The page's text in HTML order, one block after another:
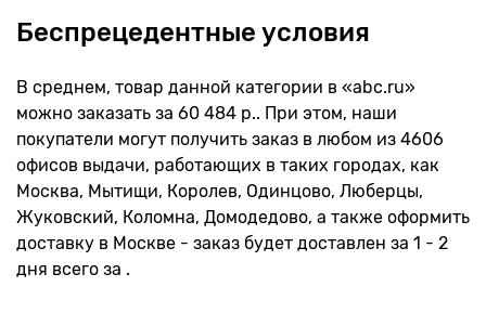
Беспрецедентные условия
В среднем, товар данной категории в «abc.ru»
можно заказать за 60 484 р.. При этом, наши
покупатели могут получить заказ в любом из 4606
офисов выдачи, работающих в таких городах, как
Москва, Мытищи, Королев, Одинцово, Люберцы,
Жуковский, Коломна, Домодедово, а также оформить
доставку в Москве - заказ будет доставлен за 1 - 2
дня всего за .